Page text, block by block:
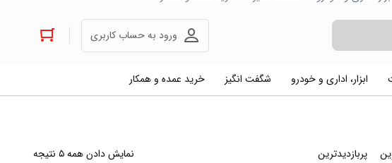
ورود به حساب کاربری
ابزار، اداری و خودرو شگفت انگیز خرید عمده و همکار
نمایش دادن همه ۵ نتیجه پربازدیدترین